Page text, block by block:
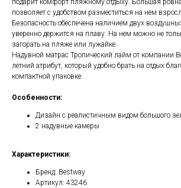
подарит комфорт пляжному отдыху. Большая
позволяет с удобством разместиться на нем
Безопасность обеспечена наличием двух
уверенно держится на плаву. На нем можно не
загорать на пляже или лужайке.
Надувной матрас Тропический лайм от компании
летний атрибут, который удобно брать на отдых
компактной упаковке.
Особенности:
Дизайн с реалистичным видом большого
2 надувные камеры
Характеристики:
Бренд: Bestway
Артикул: 43246